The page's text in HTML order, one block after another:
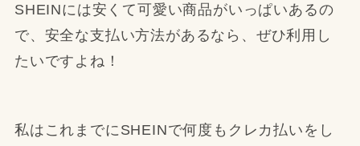
SHEINには安くて可愛い商品がいっぱいあるの
で、安全な支払い方法があるなら、ぜひ利用し
たいですよね！
私はこれまでにSHEINで何度もクレカ払いをし